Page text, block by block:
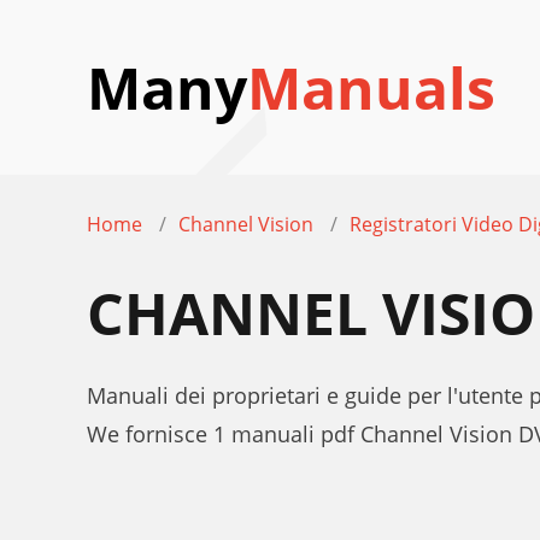
ManyManuals
Home Channel Vision Registratori Video
CHANNEL
Manuali dei proprietari e guide per l'utente
We fornisce 1 manuali pdf Channel Vision